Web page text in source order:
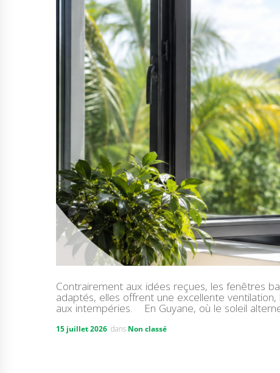
Contrairement aux idées reçues, les fenêtres
adaptés, elles offrent une excellente
aux intempéries. En Guyane, où le soleil
15 juillet 2026 dans Non classé